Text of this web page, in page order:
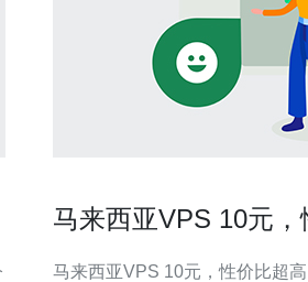
马来西亚VPS 10元，
马来西亚VPS 10元，性价比超高！ 马来西亚VPS虚